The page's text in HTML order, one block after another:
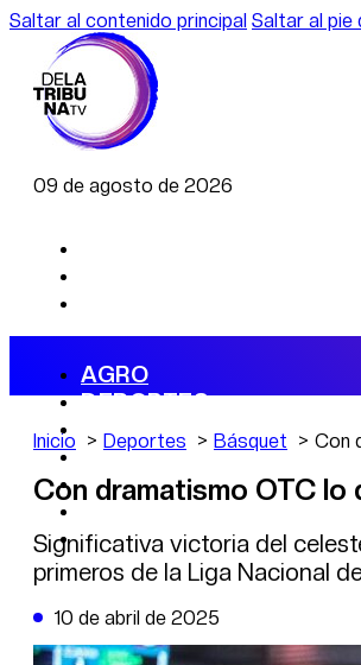
Saltar al contenido principal Saltar al pie
09 de agosto de 2026
AGRO
DEPORTES
ECONOMÍA
POLÍTICA
CAMBIO CLIMÁTICO
DE LA TRIBUNA TV
Inicio Deportes Básquet Con
Con dramatismo OTC
Significativa victoria del
primeros de la Liga Nacional
10 de abril de 2025